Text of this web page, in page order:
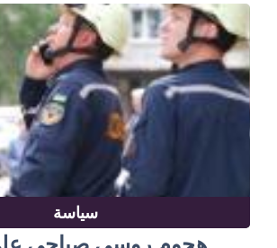
سياسة